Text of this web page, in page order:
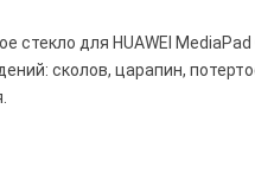
стекло для HUAWEI
сколов, царапин,